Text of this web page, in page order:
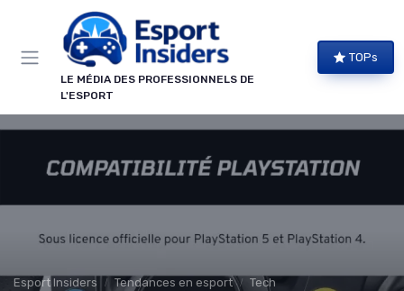
LE MÉDIA DES PROFESSIONNELS DE
L'ESPORT
TOPs
Esport Insiders Tendances en esport Tech
Panneau de gestion des cookies